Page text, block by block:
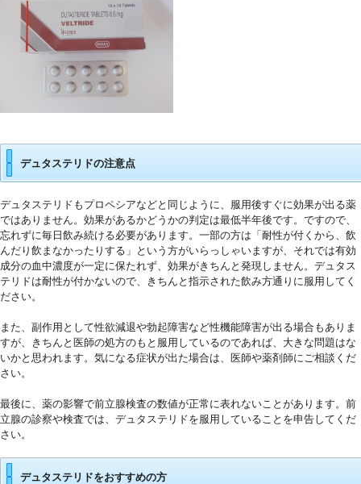
デュタステリドの注意点
デュタステリドもプロペシアなどと同じように、服用後すぐに効果が出る薬
ではありません。効果があるかどうかの判定は最低半年後です。ですので、
忘れずに毎日飲み続ける必要があります。一部の方は「耐性が付くから、飲
んだり飲まなかったりする」という方がいらっしゃいますが、それでは有効
成分の血中濃度が一定に保たれず、効果がきちんと発現しません。デュタス
テリドは耐性が付かないので、きちんと指示された飲み方通りに服用してく
ださい。
また、副作用として性欲減退や勃起障害など性機能障害が出る場合もありま
すが、きちんと医師の処方のもと服用しているのであれば、大きな問題はな
いかと思われます。気になる症状が出た場合は、医師や薬剤師にご相談くだ
さい。
最後に、薬の影響で前立腺検査の数値が正常に表れないことがあります。前
立腺の診察や検査では、デュタステリドを服用していることを申告してくだ
さい。
デュタステリドをおすすめの方